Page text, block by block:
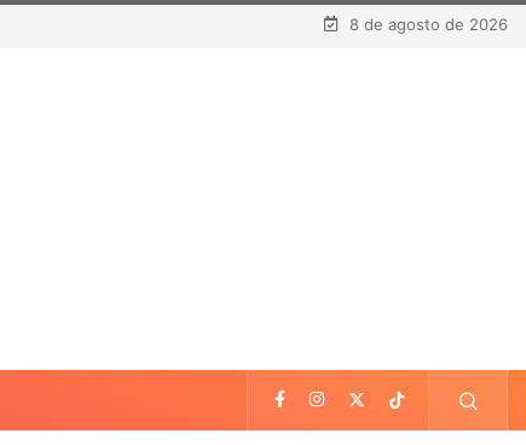
8 de agosto de 2026